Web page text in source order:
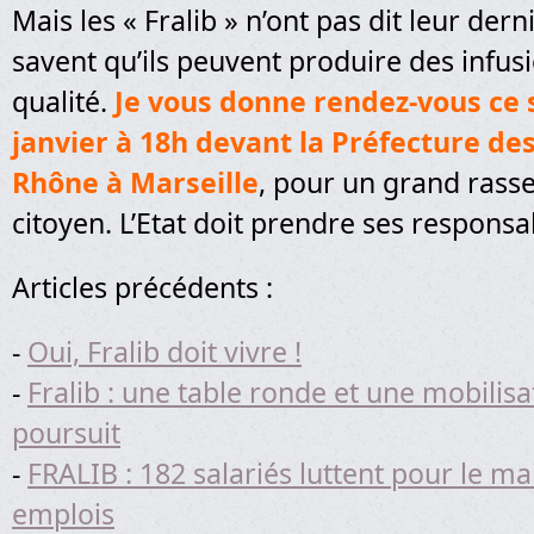
Mais les « Fralib » n’ont pas dit leur
savent qu’ils peuvent produire des
qualité. Je vous donne rendez-vous
janvier à 18h devant la Préfecture
Rhône à Marseille, pour un grand
citoyen. L’Etat doit prendre ses
Articles précédents :
- Oui, Fralib doit vivre !
- Fralib : une table ronde et une
poursuit
- FRALIB : 182 salariés luttent pour le
emplois